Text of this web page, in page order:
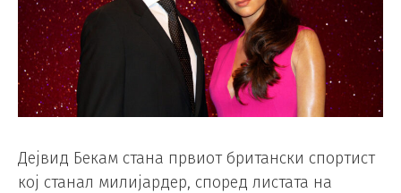
Дејвид Бекам стана првиот британски спортист
кој станал милијардер, според листата на